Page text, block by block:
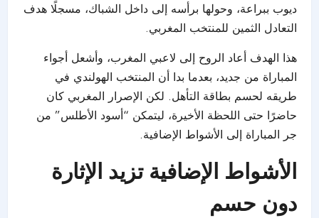
ديوب ببراعة، وحولها برأسه إلى داخل الشباك، مسجلًا هدف
التعادل الثمين للمنتخب المغربي.
هذا الهدف أعاد الروح إلى لاعبي المغرب، وأشعل أجواء
المباراة من جديد، بعدما بدا أن المنتخب الهولندي في
طريقه لحسم بطاقة التأهل. لكن الإصرار المغربي كان
حاضرًا حتى اللحظة الأخيرة، ليتمكن “أسود الأطلس” من
جر المباراة إلى الأشواط الإضافية.
الأشواط الإضافية تزيد الإثارة
دون حسم